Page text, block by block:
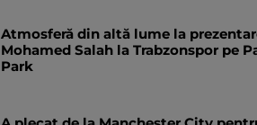
Atmosferă din altă lume la
Mohamed Salah la Trabzonspor pe
Park